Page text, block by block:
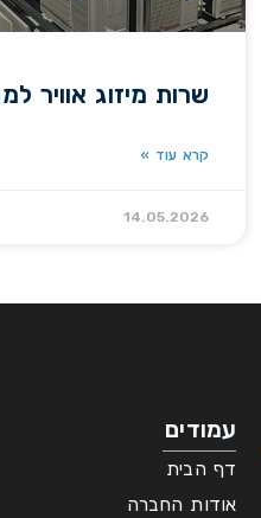
שרות מיזוג אוויר
קרא עוד »
14.05.2026
עמודים
דף הבית
אודות החברה